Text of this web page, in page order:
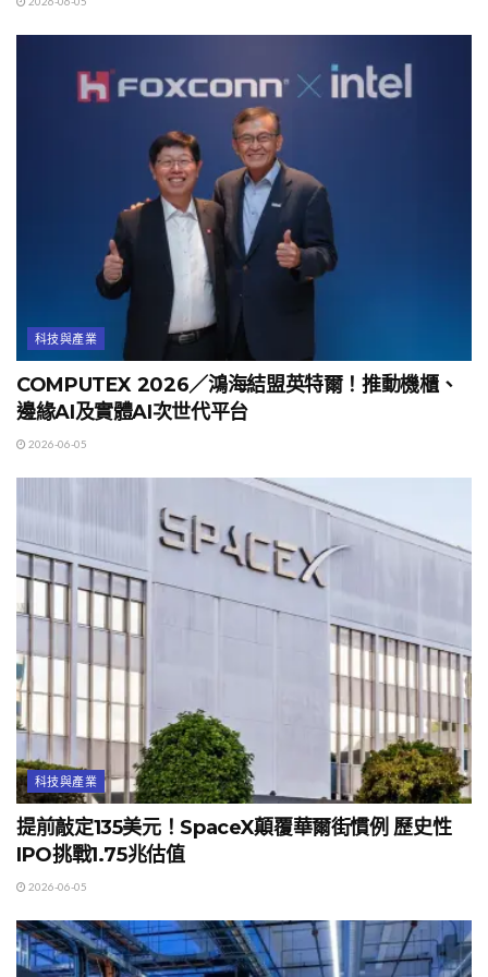
科技與產業
COMPUTEX 2026／鴻海結盟英特爾！推動機櫃、
邊緣AI及實體AI次世代平台
2026-06-05
科技與產業
提前敲定135美元！SpaceX顛覆華爾街慣例 歷史性
IPO挑戰1.75兆估值
2026-06-05